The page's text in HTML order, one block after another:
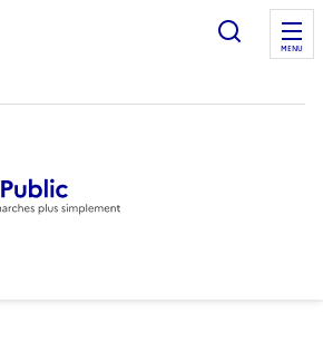
Ouvrir
MENU